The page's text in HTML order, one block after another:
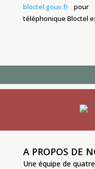
bloctel.gouv.frpour
téléphonique Bloctel
A PROPOS DE
Une équipe de